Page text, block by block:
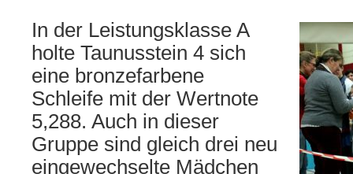
In der Leistungsklasse A
holte Taunusstein 4 sich
eine bronzefarbene
Schleife mit der Wertnote
5,288. Auch in dieser
Gruppe sind gleich drei neu
eingewechselte Mädchen